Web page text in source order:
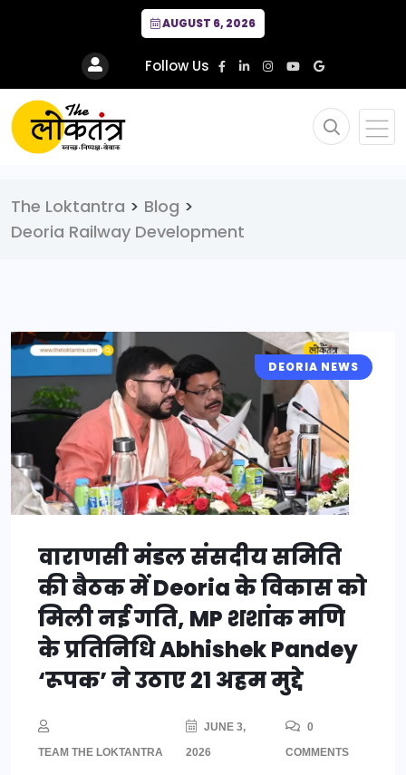
AUGUST 6, 2026
Follow Us
The Loktantra > Blog >
Deoria Railway Development
DEORIA NEWS
वाराणसी मंडल संसदीय समिति
की बैठक में Deoria के विकास को
मिली नई गति, MP शशांक मणि
के प्रतिनिधि Abhishek Pandey
‘रूपक’ ने उठाए 21 अहम मुद्दे
TEAM THE LOKTANTRA
JUNE 3,
2026
0
COMMENTS